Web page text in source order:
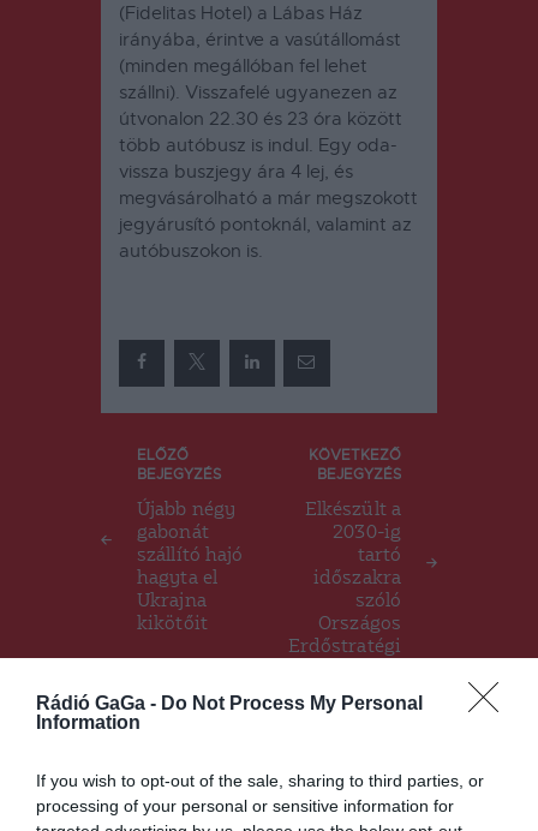
Rádió GaGa - Do Not Process My Personal
Information
If you wish to opt-out of the sale, sharing to third parties, or
processing of your personal or sensitive information for
(Fidelitas Hotel) a Lábas Ház
irányába, érintve a vasútállomást
(minden megállóban fel lehet
szállni). Visszafelé ugyanezen az
útvonalon 22.30 és 23 óra között
több autóbusz is indul. Egy oda-
vissza buszjegy ára 4 lej, és
megvásárolható a már megszokott
jegyárusító pontoknál, valamint az
autóbuszokon is.
Bejegyzés
navigáció
ELŐZŐ
BEJEGYZÉS
Újabb négy
gabonát
szállító hajó
hagyta el
Ukrajna
kikötőit
KÖVETKEZŐ
BEJEGYZÉS
Elkészült a
2030-ig
tartó
időszakra
szóló
Országos
Erdőstratégi